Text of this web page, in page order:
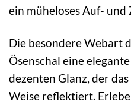
ein müheloses Auf- und
Die besondere Webart
Ösenschal eine
dezenten Glanz, der
Weise reflektiert.